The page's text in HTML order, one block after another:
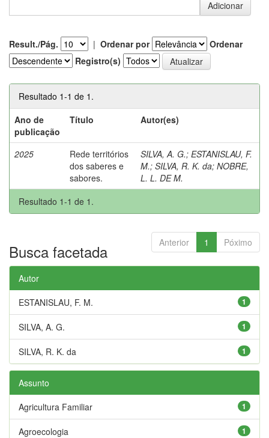
Result./Pág. | Ordenar por
Ordenar
Registro(s)
Resultado 1-1 de 1.
Ano de
publicação
Título Autor(es)
2025
Rede territórios
dos saberes e
sabores.
SILVA, A. G.; ESTANISLAU, F.
M.; SILVA, R. K. da; NOBRE,
L. L. DE M.
Resultado 1-1 de 1.
Anterior 1 Póximo
Busca facetada
Autor
1
ESTANISLAU, F. M.
1
SILVA, A. G.
1
SILVA, R. K. da
Assunto
1
Agricultura Familiar
1
Agroecologia